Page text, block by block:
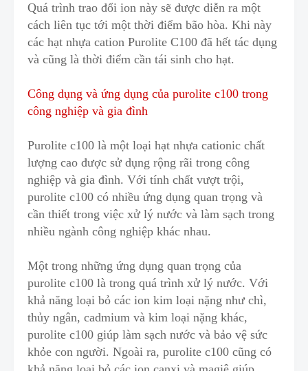
Quá trình trao đổi ion này sẽ được diễn ra một
cách liên tục tới một thời điểm bão hòa. Khi này
các hạt nhựa cation Purolite C100 đã hết tác dụng
và cũng là thời điểm cần tái sinh cho hạt.
Công dụng và ứng dụng của purolite c100 trong
công nghiệp và gia đình
Purolite c100 là một loại hạt nhựa cationic chất
lượng cao được sử dụng rộng rãi trong công
nghiệp và gia đình. Với tính chất vượt trội,
purolite c100 có nhiều ứng dụng quan trọng và
cần thiết trong việc xử lý nước và làm sạch trong
nhiều ngành công nghiệp khác nhau.
Một trong những ứng dụng quan trọng của
purolite c100 là trong quá trình xử lý nước. Với
khả năng loại bỏ các ion kim loại nặng như chì,
thủy ngân, cadmium và kim loại nặng khác,
purolite c100 giúp làm sạch nước và bảo vệ sức
khỏe con người. Ngoài ra, purolite c100 cũng có